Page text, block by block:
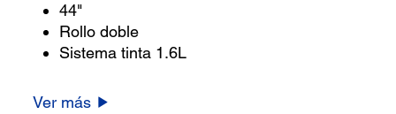
44"
Rollo doble
Sistema tinta 1.6L
Ver más